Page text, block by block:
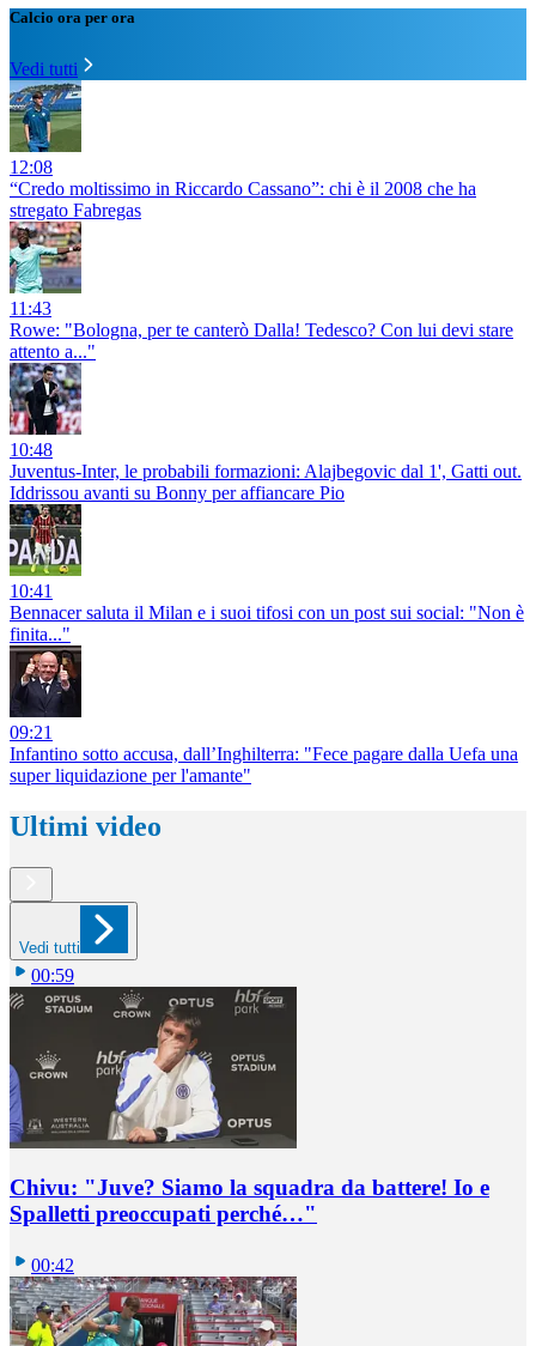
Calcio ora per ora
Vedi tutti
12:08
“Credo moltissimo in Riccardo Cassano”: chi è il 2008 che ha
stregato Fabregas
11:43
Rowe: "Bologna, per te canterò Dalla! Tedesco? Con lui devi stare
attento a..."
10:48
Juventus-Inter, le probabili formazioni: Alajbegovic dal 1', Gatti out.
Iddrissou avanti su Bonny per affiancare Pio
10:41
Bennacer saluta il Milan e i suoi tifosi con un post sui social: "Non è
finita..."
09:21
Infantino sotto accusa, dall’Inghilterra: "Fece pagare dalla Uefa una
super liquidazione per l'amante"
Ultimi video
Vedi tutti
00:59
Chivu: "Juve? Siamo la squadra da battere! Io e
Spalletti preoccupati perché…"
00:42